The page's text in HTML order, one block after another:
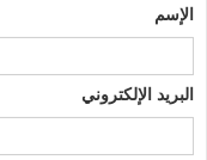
الإسم
البريد الإلكتروني